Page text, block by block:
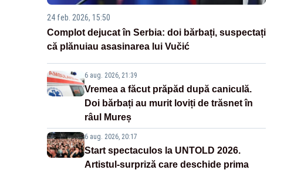
24 feb. 2026, 15:50
Complot dejucat în Serbia: doi bărbați, suspectați
că plănuiau asasinarea lui Vučić
6 aug. 2026, 21:39
Vremea a făcut prăpăd după caniculă.
Doi bărbați au murit loviți de trăsnet în
râul Mureș
6 aug. 2026, 20:17
Start spectaculos la UNTOLD 2026.
Artistul-surpriză care deschide prima